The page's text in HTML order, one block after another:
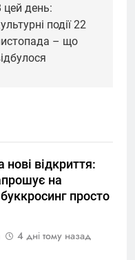
цей день:
події 22
– що
нові відкриття:
на
просто
4 дні тому назад